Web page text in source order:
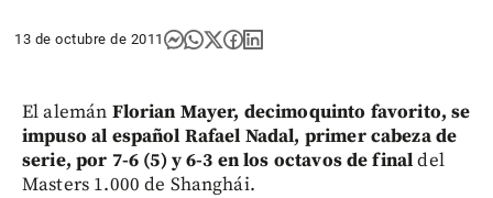
13 de octubre de 2011
El alemán Florian Mayer, decimoquinto favorito, se
impuso al español Rafael Nadal, primer cabeza de
serie, por 7-6 (5) y 6-3 en los octavos de finaldel
Masters 1.000 de Shanghái.